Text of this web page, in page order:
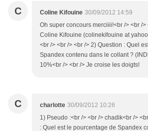
C Coline Kifouine 30/09/2012 14:59
Oh super concours merciiii!<br /> <br />
Coline Kifouine (colinekifouine at
<br /> <br /> <br /> 2) Question : Quel
Spandex contenu dans le collant ?
10%<br /> <br /> Je croise les doigts!
C charlotte 30/09/2012 10:26
1) Pseudo :<br /> <br /> chadik<br />
: Quel est le pourcentage de Spandex